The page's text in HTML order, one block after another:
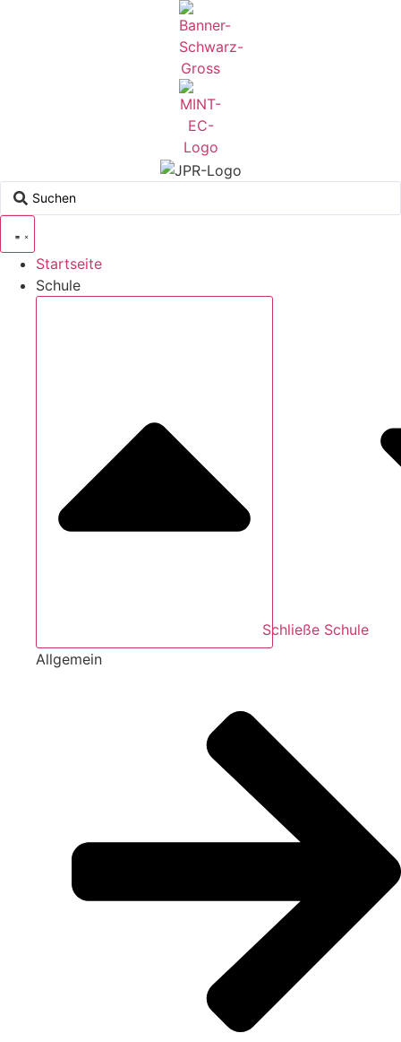
Search
Startseite
Schule
Schließe Schule
Allgemein